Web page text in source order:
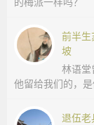
前半生
坡
林语堂
他留给我们的，
退伍老